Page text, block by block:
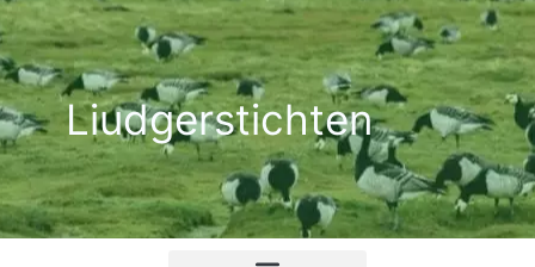
Ga
naar
de
inhoudLiudgerstichten